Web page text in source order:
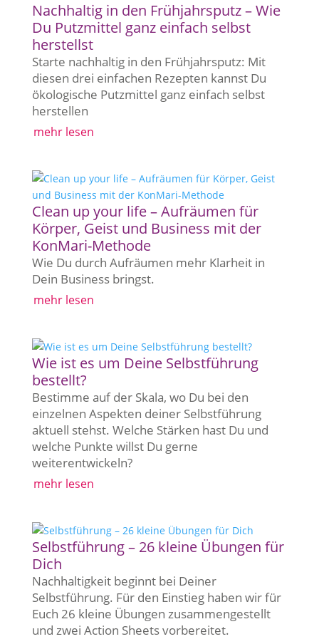
Nachhaltig in den Frühjahrsputz – Wie
Du Putzmittel ganz einfach selbst
herstellst
Starte nachhaltig in den Frühjahrsputz: Mit
diesen drei einfachen Rezepten kannst Du
ökologische Putzmittel ganz einfach selbst
herstellen
mehr lesen
Clean up your life – Aufräumen für
Körper, Geist und Business mit der
KonMari-Methode
Wie Du durch Aufräumen mehr Klarheit in
Dein Business bringst.
mehr lesen
Wie ist es um Deine Selbstführung
bestellt?
Bestimme auf der Skala, wo Du bei den
einzelnen Aspekten deiner Selbstführung
aktuell stehst. Welche Stärken hast Du und
welche Punkte willst Du gerne
weiterentwickeln?
mehr lesen
Selbstführung – 26 kleine Übungen für
Dich
Nachhaltigkeit beginnt bei Deiner
Selbstführung. Für den Einstieg haben wir für
Euch 26 kleine Übungen zusammengestellt
und zwei Action Sheets vorbereitet.